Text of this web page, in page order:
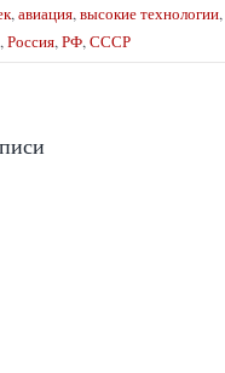
, авиация, высокие технологии,
, Россия, РФ, СССР